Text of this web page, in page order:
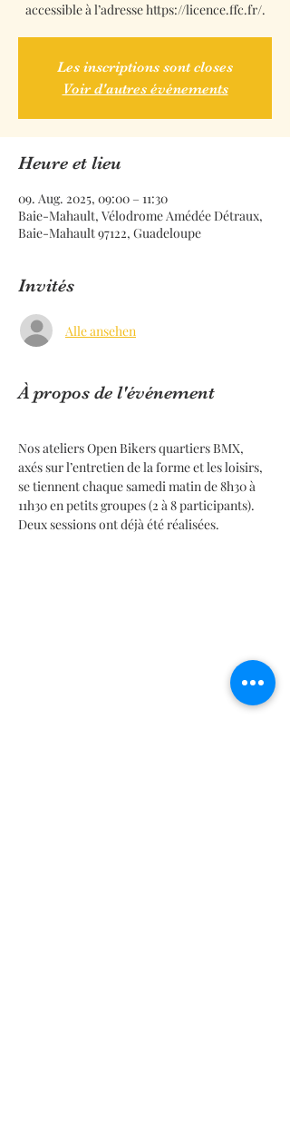
accessible à l’adresse https://licence.ffc.fr/.
Les inscriptions sont closes
Voir d'autres événements
Heure et lieu
09. Aug. 2025, 09:00 – 11:30
Baie-Mahault, Vélodrome Amédée Détraux,
Baie-Mahault 97122, Guadeloupe
Invités
Alle ansehen
À propos de l'événement
Nos ateliers Open Bikers quartiers BMX,
axés sur l’entretien de la forme et les loisirs,
se tiennent chaque samedi matin de 8h30 à
11h30 en petits groupes (2 à 8 participants).
Deux sessions ont déjà été réalisées.